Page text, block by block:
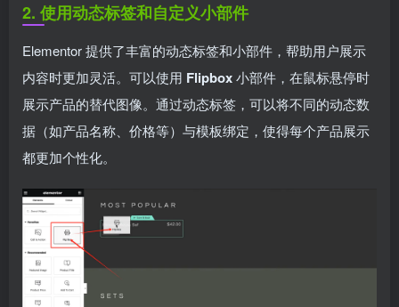
2. 使用动态标签和自定义小部件
Elementor 提供了丰富的动态标签和小部件，帮助用户展示
内容时更加灵活。可以使用 Flipbox小部件，在鼠标悬停时
展示产品的替代图像。通过动态标签，可以将不同的动态数
据（如产品名称、价格等）与模板绑定，使得每个产品展示
都更加个性化。